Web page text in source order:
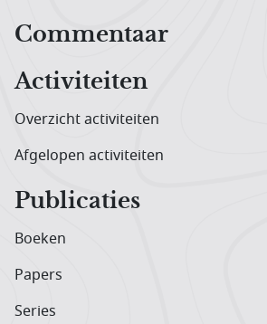
Hoofdnavigatiemenu
Commentaar
Activiteiten
Overzicht activiteiten
Afgelopen activiteiten
Publicaties
Boeken
Papers
Series